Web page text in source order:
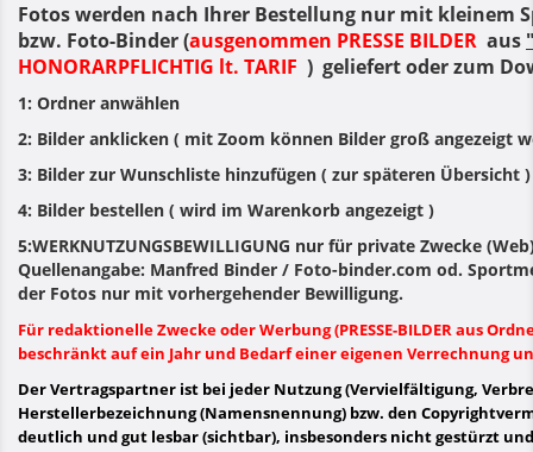
Fotos werden nach Ihrer Bestellung nur mit kleinem
bzw. Foto-Binder (ausgenommen PRESSE BILDER aus
HONORARPFLICHTIG lt. TARIF ) geliefert oder zum
1: Ordner anwählen
2: Bilder anklicken ( mit Zoom können Bilder groß angezeigt
3: Bilder zur Wunschliste hinzufügen ( zur späteren Übersicht )
4: Bilder bestellen ( wird im Warenkorb angezeigt )
5:WERKNUTZUNGSBEWILLIGUNG nur für private Zwecke
Quellenangabe: Manfred Binder / Foto-binder.com od.
der Fotos nur mit vorhergehender Bewilligung.
Für redaktionelle Zwecke oder Werbung (PRESSE-BILDER aus
beschränkt auf ein Jahr und Bedarf einer eigenen Verrechnung
Der Vertragspartner ist bei jeder Nutzung (Vervielfältigung,
Herstellerbezeichnung (Namensnennung) bzw. den
deutlich und gut lesbar (sichtbar), insbesonders nicht gestürzt